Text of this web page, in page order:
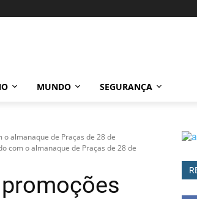
MUNDO SEGURANÇA
almanaque de Praças de 28 de
com o almanaque de Praças de 28 de